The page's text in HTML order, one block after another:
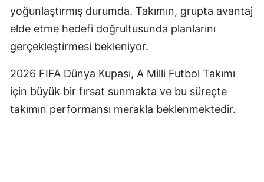
Mardin
Nevşehir
Niğde
yoğunlaştırmış durumda. Takımın, grupta avantaj
elde etme hedefi doğrultusunda planlarını
gerçekleştirmesi bekleniyor.
2026 FIFA Dünya Kupası, A Milli Futbol Takımı
için büyük bir fırsat sunmakta ve bu süreçte
takımın performansı merakla beklenmektedir.